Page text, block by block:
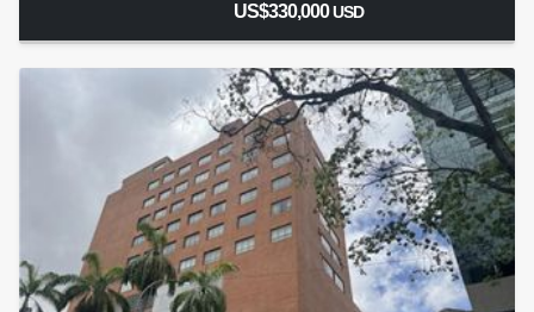
US$330,000USD